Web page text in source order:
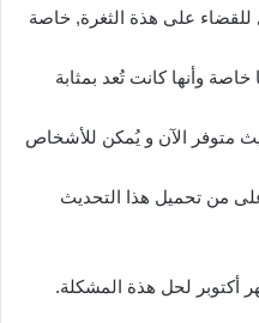
للقضاء على هذة الثغرة, خاصة
وأنها كانت تُعد بمثابة
متوفر الآن و يُمكن للأشخاص
من تحميل هذا التحديث
لحل هذة المشكلة.